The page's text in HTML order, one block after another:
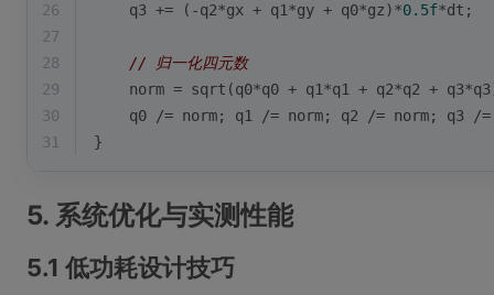
26
    q3 += (-q2*gx + q1*gy + q0*gz)*
0.5f*dt;
27
28
// 归一化四元数
29
    norm =
sqrt (q0*q0 + q1*q1 + q2*q2 +
30
q0 /= norm; q1 /= norm; q2 /= norm; q3 /
31
}
5. 系统优化与实测性能
5.1 低功耗设计技巧